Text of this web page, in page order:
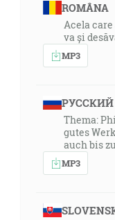
ROMÂNA
Acela
va și
MP3
Thema:
gutes
auch bis
MP3